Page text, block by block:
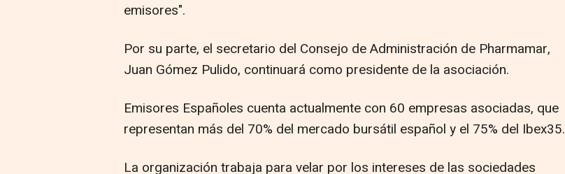
emisores".
Por su parte, el secretario del Consejo de Administración de Pharmamar,
Juan Gómez Pulido, continuará como presidente de la asociación.
Emisores Españoles cuenta actualmente con 60 empresas asociadas, que
representan más del 70% del mercado bursátil español y el 75% del Ibex35.
La organización trabaja para velar por los intereses de las sociedades